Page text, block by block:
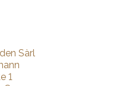
Sàrl
1